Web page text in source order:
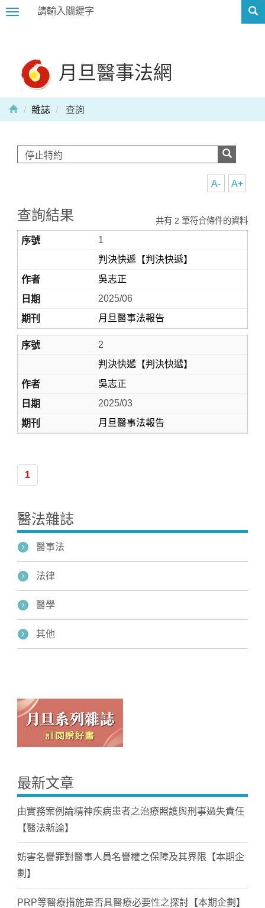
Toggle
月旦醫事法網
Home
雜誌 查詢
A+
A-
查詢結果 共有 2 筆符合條件的資料
1
判決快遞【判決快遞】
吳志正
2025/06
月旦醫事法報告
2
判決快遞【判決快遞】
吳志正
2025/03
月旦醫事法報告
1
醫法雜誌
醫事法
法律
醫學
其他
最新文章
由實務案例論精神疾病患者之治療照護與刑事過失責任
【醫法新論】
妨害名譽罪對醫事人員名譽權之保障及其界限【本期企
劃】
PRP等醫療措施是否具醫療必要性之探討【本期企劃】